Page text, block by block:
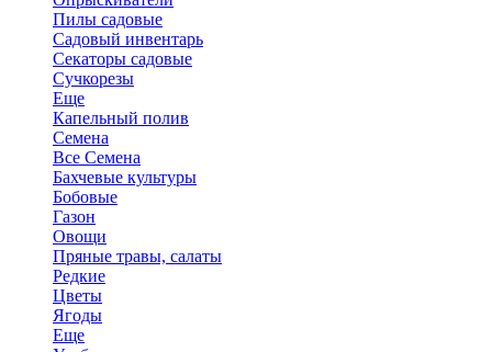
Пилы садовые
Садовый инвентарь
Секаторы садовые
Сучкорезы
Еще
Капельный полив
Семена
Все Семена
Бахчевые культуры
Бобовые
Газон
Овощи
Пряные травы, салаты
Редкие
Цветы
Ягоды
Еще